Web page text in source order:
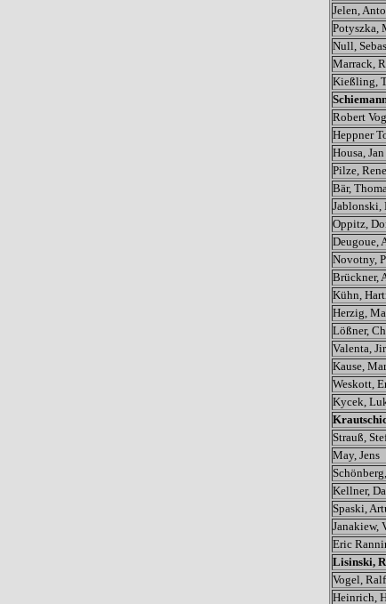
Jelen,
Potyszka,
Null,
Marrack,
Kießling,
Robert
Heppner
Housa, Jan
Pilze, Rene
Bär,
Jablonski,
Oppitz,
Deugoue,
Novotny,
Brückner,
Kühn,
Herzig,
Lößner,
Valenta,
Kause,
Weskott,
Kycek,
Strauß,
May, Jens
Kellner,
Spaski,
Janakiew,
Eric
Lisinski,
Vogel, Ralf
Heinrich,